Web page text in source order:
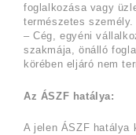
foglalkozása vagy
természetes személy.
– Cég, egyéni
szakmája, önálló
körében eljáró nem
Az ÁSZF hatálya:
A jelen ÁSZF hatálya